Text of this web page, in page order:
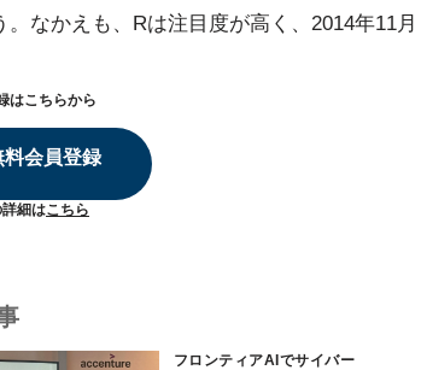
なかえも、Rは注目度が高く、2014年11月
はこちらから
料会員登録
細はこちら
フロンティアAIでサイバー